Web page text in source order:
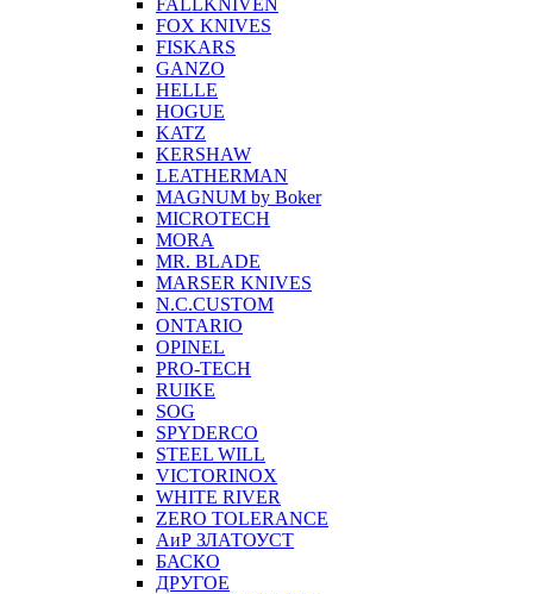
FALLKNIVEN
FOX KNIVES
FISKARS
GANZO
HELLE
HOGUE
KATZ
KERSHAW
LEATHERMAN
MAGNUM by Boker
MICROTECH
MORA
MR. BLADE
MARSER KNIVES
N.C.CUSTOM
ONTARIO
OPINEL
PRO-TECH
RUIKE
SOG
SPYDERCO
STEEL WILL
VICTORINOX
WHITE RIVER
ZERO TOLERANCE
АиР ЗЛАТОУСТ
БАСКО
ДРУГОЕ